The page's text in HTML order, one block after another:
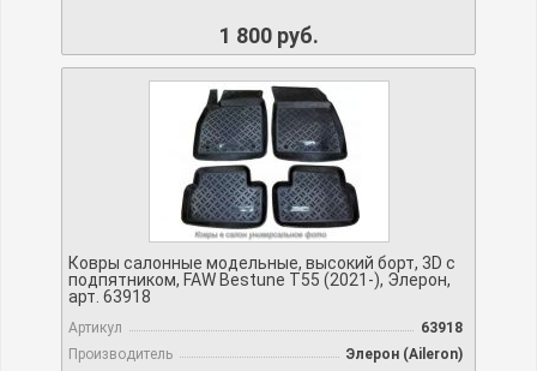
1 800 руб.
Ковры салонные модельные, высокий борт, 3D с
подпятником, FAW Bestune Т55 (2021-), Элерон,
арт. 63918
Артикул
63918
Производитель
Элерон (Aileron)